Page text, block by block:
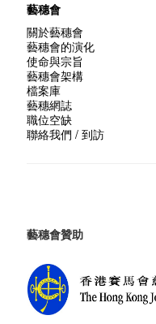
藝穗會
關於藝穗會
藝穗會的演化
使命與宗旨
藝穗會架構
檔案庫
藝穗網誌
職位空缺
聯絡我們 / 到訪
藝穗會贊助